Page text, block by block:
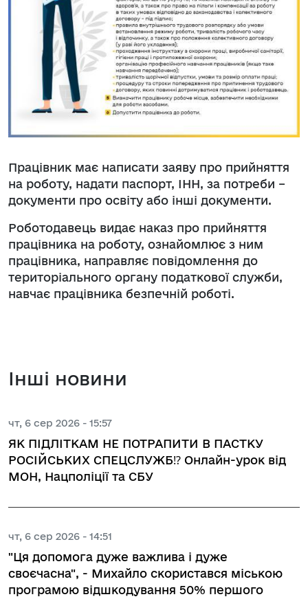
Працівник має написати заяву про прийняття
на роботу, надати паспорт, ІНН, за потреби –
документи про освіту або інші документи.
Роботодавець видає наказ про прийняття
працівника на роботу, ознайомлює з ним
працівника, направляє повідомлення до
територіального органу податкової служби,
навчає працівника безпечній роботі.
Інші новини
чт, 6 сер 2026 - 15:57
ЯК ПІДЛІТКАМ НЕ ПОТРАПИТИ В ПАСТКУ
РОСІЙСЬКИХ СПЕЦСЛУЖБ⁉️ Онлайн-урок від
МОН, Нацполіції та СБУ
чт, 6 сер 2026 - 14:51
"Ця допомога дуже важлива і дуже
своєчасна", - Михайло скористався міською
програмою відшкодування 50% першого